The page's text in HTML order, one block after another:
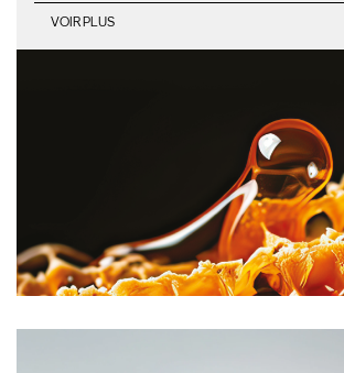
VOIR PLUS